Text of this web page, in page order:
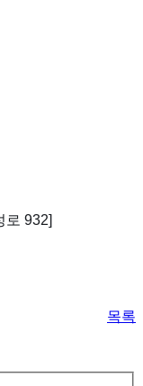
로 932]
목록